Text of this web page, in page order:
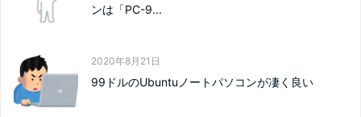
ンは「PC-9...
2020年8月21日
99ドルのUbuntuノートパソコンが凄く良い